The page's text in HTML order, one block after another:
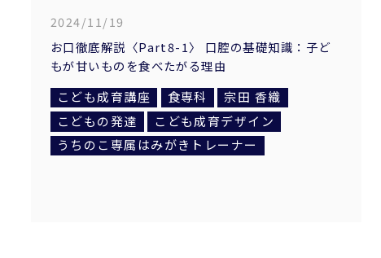
2024/11/19
お口徹底解説〈Part8-1〉 口腔の基礎知識：子ど
もが甘いものを食べたがる理由
こども成育講座
食専科
宗田 香織
こどもの発達
こども成育デザイン
うちのこ専属はみがきトレーナー